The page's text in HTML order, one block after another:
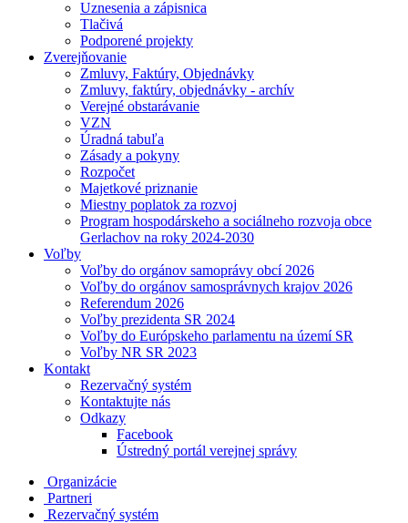
Uznesenia a zápisnica
Tlačivá
Podporené projekty
Zverejňovanie
Zmluvy, Faktúry, Objednávky
Zmluvy, faktúry, objednávky - archív
Verejné obstarávanie
VZN
Úradná tabuľa
Zásady a pokyny
Rozpočet
Majetkové priznanie
Miestny poplatok za rozvoj
Program hospodárskeho a sociálneho rozvoja obce
Gerlachov na roky 2024-2030
Voľby
Voľby do orgánov samoprávy obcí 2026
Voľby do orgánov samosprávnych krajov 2026
Referendum 2026
Voľby prezidenta SR 2024
Voľby do Európskeho parlamentu na území SR
Voľby NR SR 2023
Kontakt
Rezervačný systém
Kontaktujte nás
Odkazy
Facebook
Ústredný portál verejnej správy
Organizácie
Partneri
Rezervačný systém